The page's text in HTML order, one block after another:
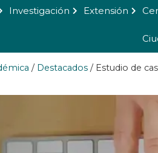
Investigación Extensión
/ Destacados / Estudio de